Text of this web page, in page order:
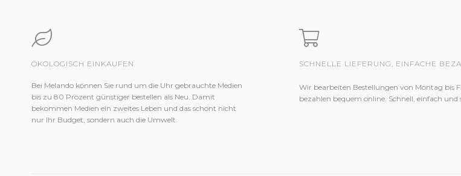
ÖKOLOGISCH EINKAUFEN
Bei Melando können Sie rund um die Uhr gebrauchte Medien
bis zu 80 Prozent günstiger bestellen als Neu. Damit
bekommen Medien ein zweites Leben und das schont nicht
nur Ihr Budget, sondern auch die Umwelt.
SCHNELLE LIEFERUNG, EINFACHE
Wir bearbeiten Bestellungen von Montag bis
bezahlen bequem online. Schnell, einfach und